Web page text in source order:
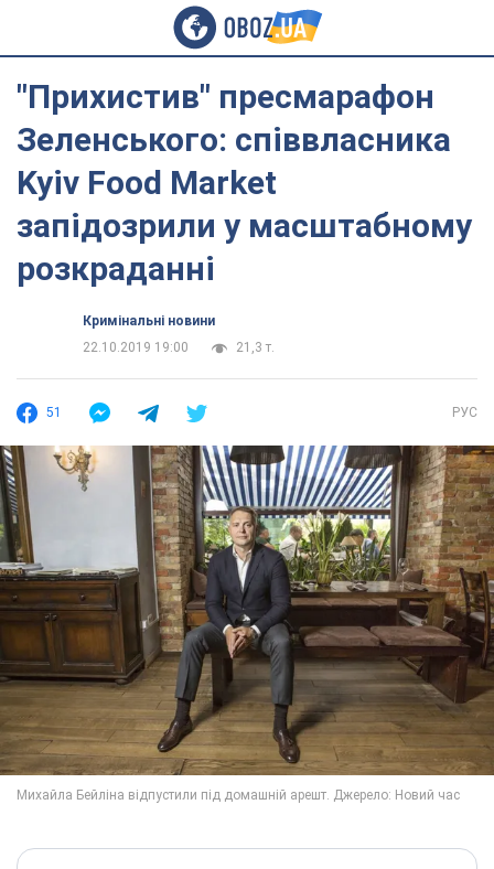
"Прихистив" пресмарафон
Зеленського: співвласника
Kyiv Food Market
запідозрили у масштабному
розкраданні
Кримінальні новини
22.10.2019 19:00
21,3 т.
51 РУС